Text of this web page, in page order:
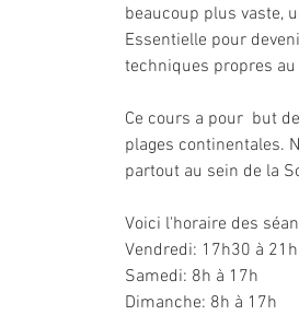
beaucoup plus vaste,
Essentielle pour
techniques propres
Ce cours a pour  but
plages continentales.
partout au sein de la
Voici l'horaire des
Vendredi: 17h30 à
Samedi: 8h à 17h
Dimanche: 8h à 17h